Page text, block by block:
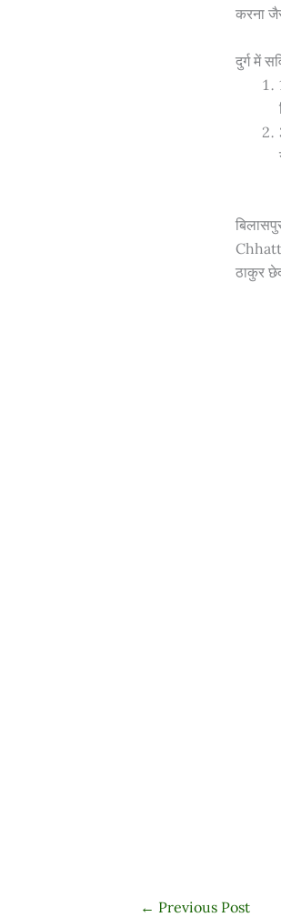
करना
दुर्ग में
ठाकुर
← Previous Post